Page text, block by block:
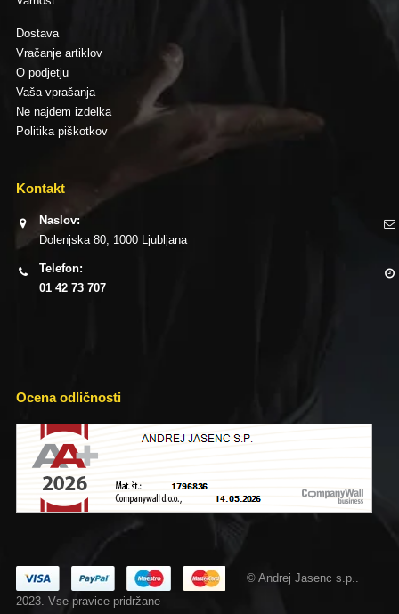
Dostava
Vračanje artiklov
O podjetju
Vaša vprašanja
Ne najdem izdelka
Politika piškotkov
Kontakt
Naslov:
Dolenjska 80, 1000 Ljubljana
Telefon:
01 42 73 707
Ocena odličnosti
© Andrej Jasenc s.p..
2023. Vse pravice pridržane